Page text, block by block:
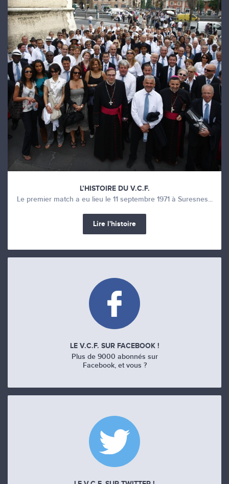
L’HISTOIRE DU V.C.F.
Le premier match a eu lieu le 11 septembre 1971 à Suresnes...
Lire l'histoire
LE V.C.F. SUR FACEBOOK !
Plus de 9000 abonnés sur
Facebook, et vous ?